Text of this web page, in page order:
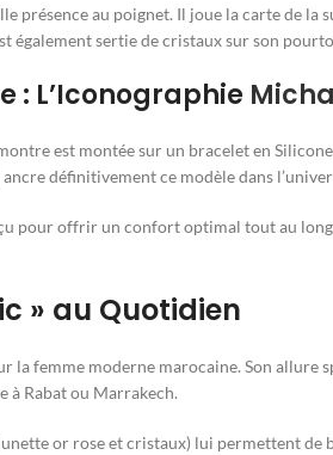
présence au poignet. Il joue la carte de
également sertie de cristaux sur son
: L’Iconographie
est montée sur un bracelet en
définitivement ce modèle dans
pour offrir un confort optimal tout au
» au Quotidien
la femme moderne marocaine. Son
à Rabat ou Marrakech.
or rose et cristaux) lui permettent de